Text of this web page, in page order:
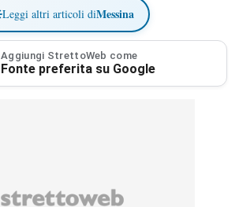
Leggi altri articoli diMessina
Aggiungi StrettoWeb come
Fonte preferita su Google